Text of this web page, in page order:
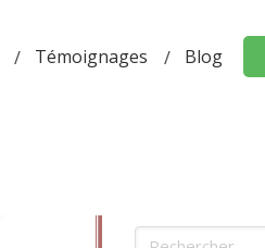
Témoignages Blog
Rechercher